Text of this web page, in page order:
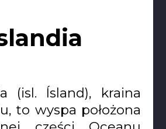
(isl. Ísland), kraina
to wyspa położona